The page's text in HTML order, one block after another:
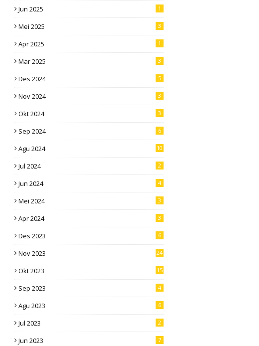
Jun 2025 1
Mei 2025 3
Apr 2025 1
Mar 2025 3
Des 2024 5
Nov 2024 3
Okt 2024 3
Sep 2024 6
Agu 2024 10
Jul 2024 2
Jun 2024 4
Mei 2024 3
Apr 2024 3
Des 2023 6
Nov 2023 24
Okt 2023 15
Sep 2023 4
Agu 2023 6
Jul 2023 2
Jun 2023 7